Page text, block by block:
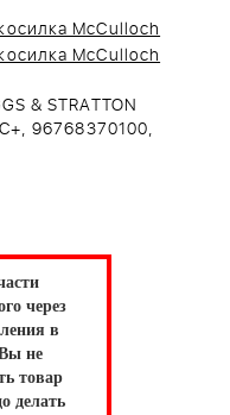
McCulloch
McCulloch
& STRATTON
96768370100,
через
в
не
товар
делать